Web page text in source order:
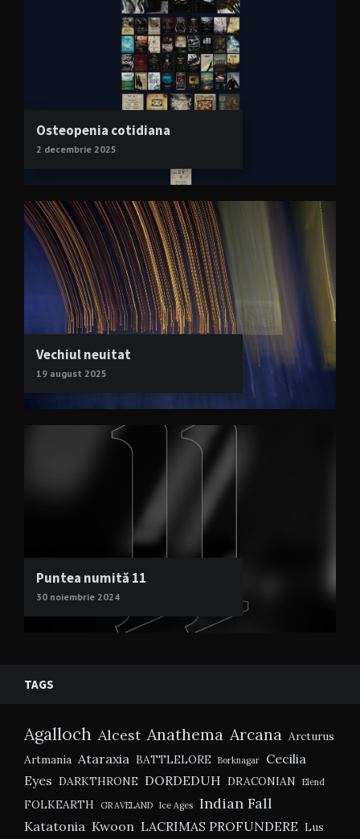
Osteopenia cotidiana
2 decembrie 2025
Vechiul neuitat
19 august 2025
Puntea numită 11
30 noiembrie 2024
TAGS
Agalloch Alcest Anathema Arcana Arcturus
Artmania Ataraxia BATTLELORE Borknagar
Cecilia
Eyes DARKTHRONE DORDEDUH DRACONIAN Elend
FOLKEARTH GRAVELAND Ice Ages Indian Fall
Katatonia Kwoon LACRIMAS PROFUNDERE Lus